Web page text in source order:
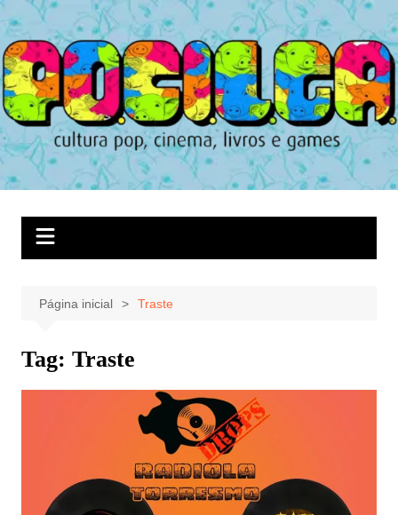
Ir
para
o
conteúdo
Página inicial Traste
Tag: Traste